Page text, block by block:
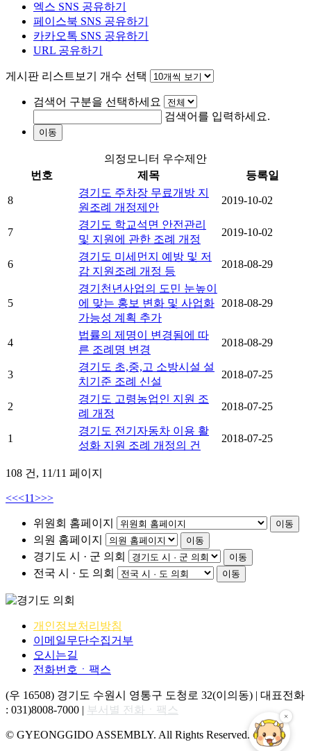
엑스 SNS 공유하기
페이스북 SNS 공유하기
카카오톡 SNS 공유하기
URL 공유하기
게시판 리스트보기 개수 선택
검색어 구분을 선택하세요
검색어를 입력하세요.
이동
의정모니터 우수제안
번호
제목 등록일
8
경기도 주차장 무료개방 지
원조례 개정제안
2019-10-02
7
경기도 학교석면 안전관리
및 지원에 관한 조례 개정
2019-10-02
6
경기도 미세먼지 예방 및 저
감 지원조례 개정 등
2018-08-29
5
경기천년사업의 도민 눈높이
에 맞는 홍보 변화 및 사업화
가능성 계획 추가
2018-08-29
4
법률의 제명이 변경됨에 따
른 조례명 변경
2018-08-29
3
경기도 초,중,고 소방시설 설
치기준 조례 신설
2018-07-25
2
경기도 고령농업인 지원 조
례 개정
2018-07-25
1
경기도 전기자동차 이용 활
성화 지원 조례 개정의 건
2018-07-25
108 건, 11/11 페이지
<<<11>>>
위원회 홈페이지 이동
의원 홈페이지 이동
경기도 시 · 군 의회 이동
전국 시 · 도 의회 이동
개인정보처리방침
이메일무단수집거부
오시는길
전화번호ㆍ팩스
(우 16508) 경기도 수원시 영통구 도청로 32(이의동) | 대표전화
: 031)8008-7000 | 부서별 전화ㆍ팩스
© GYEONGGIDO ASSEMBLY. All Rights Reserved.